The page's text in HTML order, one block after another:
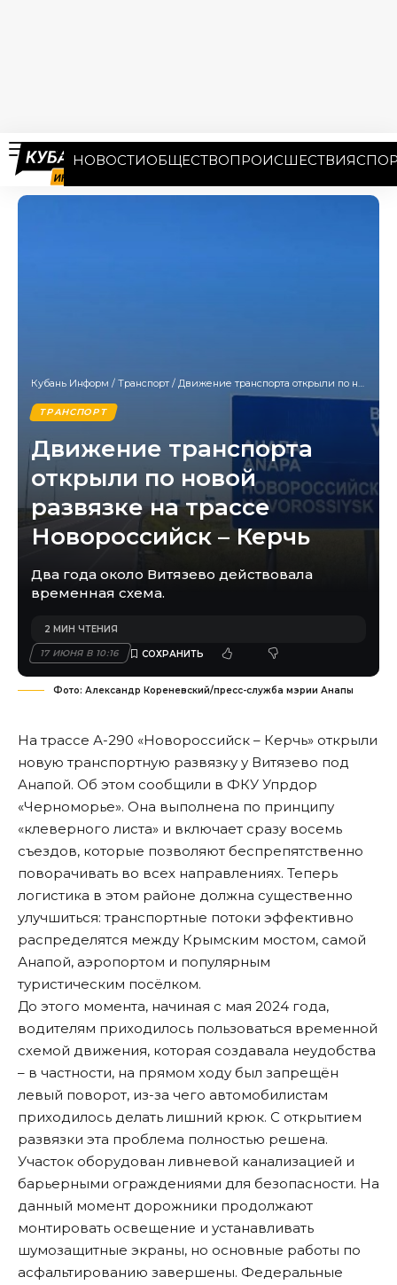
НОВОСТИОБЩЕСТВОПРОИСШЕСТВИЯ
Кубань Информ / Транспорт / Движение транспорта открыли по новой развязке на трассе Новороссийск – Керчь
ТРАНСПОРТ
Движение транспорта
открыли по новой
развязке на трассе
Новороссийск – Керчь
Два года около Витязево действовала
временная схема.
17 ИЮНЯ В 10:16
2 МИН ЧТЕНИЯ
Фото: Александр Кореневский/пресс-служба мэрии Анапы
На трассе А-290 «Новороссийск – Керчь» открыли
новую транспортную развязку у Витязево под
Анапой. Об этом сообщили в ФКУ Упрдор
«Черноморье». Она выполнена по принципу
«клеверного листа» и включает сразу восемь
съездов, которые позволяют беспрепятственно
поворачивать во всех направлениях. Теперь
логистика в этом районе должна существенно
улучшиться: транспортные потоки эффективно
распределятся между Крымским мостом, самой
Анапой, аэропортом и популярным
туристическим посёлком.
До этого момента, начиная с мая 2024 года,
водителям приходилось пользоваться временной
схемой движения, которая создавала неудобства
– в частности, на прямом ходу был запрещён
левый поворот, из-за чего автомобилистам
приходилось делать лишний крюк. С открытием
развязки эта проблема полностью решена.
Участок оборудован ливневой канализацией и
барьерными ограждениями для безопасности. На
данный момент дорожники продолжают
монтировать освещение и устанавливать
шумозащитные экраны, но основные работы по
асфальтированию завершены. Федеральные